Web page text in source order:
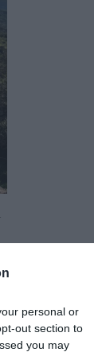
personal or
out section to
you may